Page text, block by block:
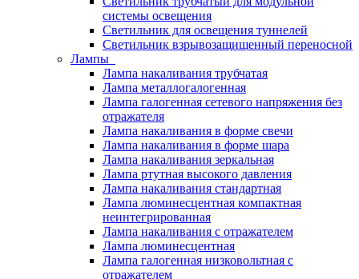
системы освещения
Светильник для освещения туннелей
Светильник взрывозащищенный переносной
Лампы
Лампа накаливания трубчатая
Лампа металлогалогенная
Лампа галогенная сетевого напряжения без
отражателя
Лампа накаливания в форме свечи
Лампа накаливания в форме шара
Лампа накаливания зеркальная
Лампа ртутная высокого давления
Лампа накаливания стандартная
Лампа люминесцентная компактная
неинтегрированная
Лампа накаливания с отражателем
Лампа люминесцентная
Лампа галогенная низковольтная с
отражателем